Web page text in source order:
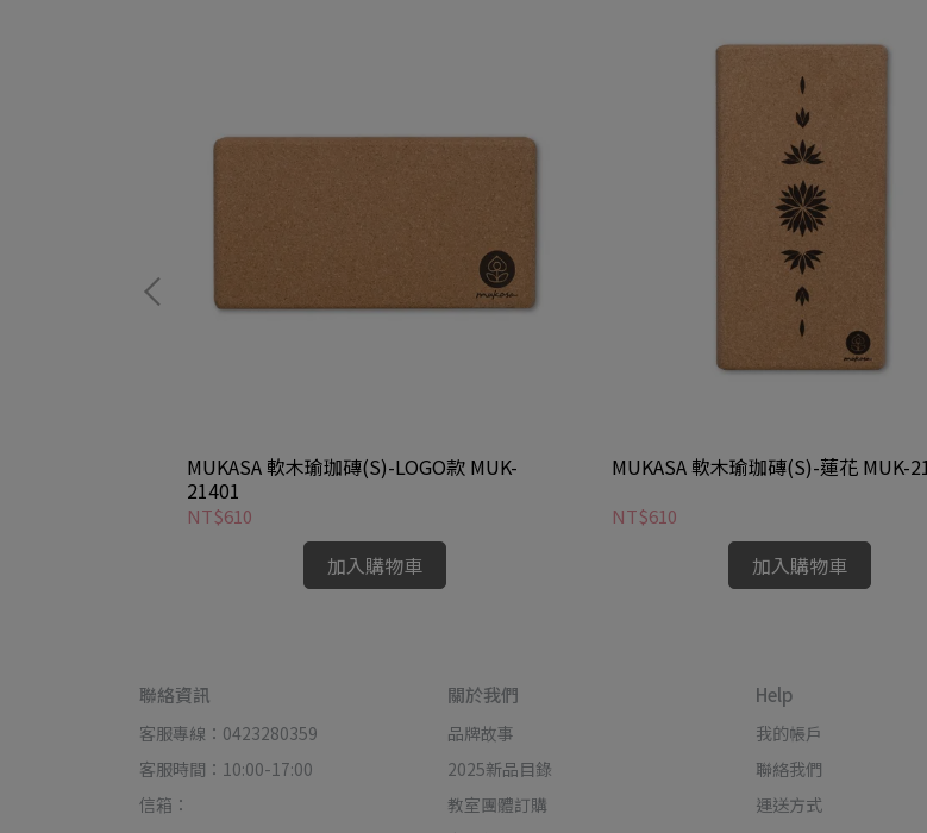
MUKASA 軟木瑜珈磚(S)-LOGO款 MUK-
21401
NT$610
加入購物車
MUKASA 軟木瑜珈磚(S)-蓮花 MUK-
NT$610
加入購物車
聯絡資訊
客服專線：0423280359
客服時間：10:00-17:00
信箱：
關於我們
品牌故事
2025新品目錄
教室團體訂購
Help
我的帳戶
聯絡我們
運送方式